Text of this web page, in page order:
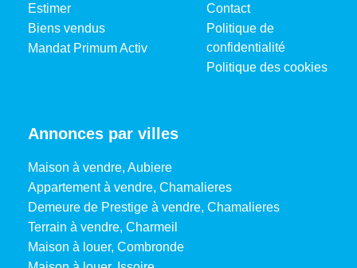
Estimer
Biens vendus
Mandat Primum Activ
Contact
Politique de
confidentialité
Politique des cookies
Annonces par villes
Maison à vendre, Aubiere
Appartement à vendre, Chamalieres
Demeure de Prestige à vendre, Chamalieres
Terrain à vendre, Charmeil
Maison à louer, Combronde